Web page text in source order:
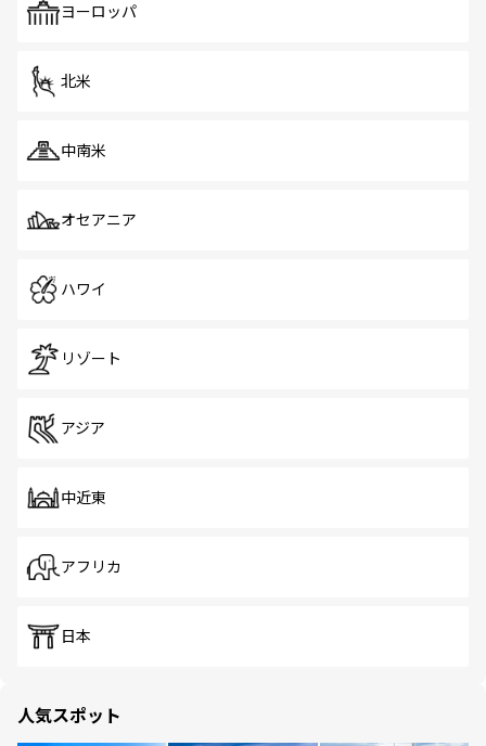
で、ホーカーズは地元の風情を楽しめる外せないスポット
ヨーロッパ
北米
中南米
オセアニア
ハワイ
リゾート
アジア
中近東
アフリカ
日本
人気スポット